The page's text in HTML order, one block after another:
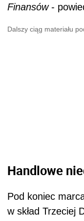
Finansów-
Dalszy ciąg materiału
Handlowe
Pod koniec
w skład Trzeciej